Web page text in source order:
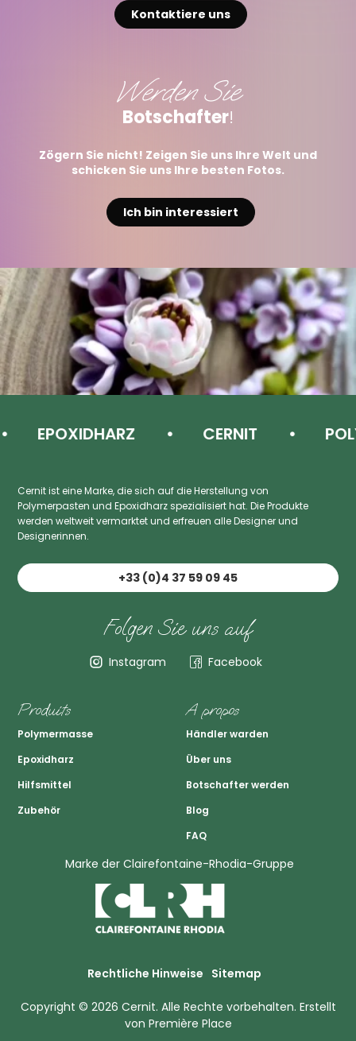
Kontaktiere uns
Werden Sie
Botschafter!
Zögern Sie nicht! Zeigen Sie uns Ihre Welt und
schicken Sie uns Ihre besten Fotos.
Ich bin interessiert
EPOXIDHARZ CERNIT
Cernit ist eine Marke, die sich auf die Herstellung von
Polymerpasten und Epoxidharz spezialisiert hat. Die Produkte
werden weltweit vermarktet und erfreuen alle Designer und
Designerinnen.
+33 (0)4 37 59 09 45
Folgen Sie uns auf
Instagram Facebook
Produits
Polymermasse
Epoxidharz
Hilfsmittel
Zubehör
A propos
Händler warden
Über uns
Botschafter werden
Blog
FAQ
Marke der Clairefontaine-Rhodia-Gruppe
Rechtliche Hinweise Sitemap
Copyright © 2026 Cernit. Alle Rechte vorbehalten. Erstellt
von Première Place